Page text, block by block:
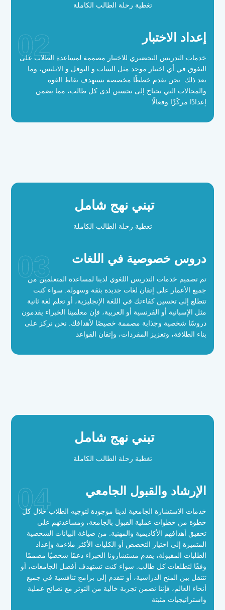
تغطية رحلة الطالب الكاملة
إعداد الاختبار 02
خدمات التدريس التحضيري للاختبار مصممة لمساعدة الطلاب على
التفوق في أي اختبار موحد مثل السات و التوفل و الايلتس، وما
بعد ذلك. نحن نقدم خططًا مخصصة تستهدف نقاط القوة
والمجالات التي تحتاج إلى تحسين لدى كل طالب، مما يضمن
إعدادًا مركّزًا وفعالًا
تبني نهج شامل
تغطية رحلة الطالب الكاملة
دروس خصوصية في اللغات 03
تم تصميم خدمات التدريس اللغوي لدينا لمساعدة المتعلمين من
جميع الأعمار على إتقان لغات جديدة بثقة وسهولة. سواء كنت
تتطلع إلى تحسين كفاءتك في اللغة الإنجليزية، أو تعلم لغة ثانية
مثل الإسبانية أو الفرنسية أو العربية، فإن معلمينا الخبراء يقدمون
دروسًا شخصية وجذابة مصممة خصيصًا لأهدافك. نحن نركز على
بناء الطلاقة، وتعزيز المفردات، وإتقان القواعد
تبني نهج شامل
تغطية رحلة الطالب الكاملة
الإرشاد والقبول الجامعي 04
خدمات الاستشارة الجامعية لدينا موجودة لتوجيه الطلاب خلال كل
خطوة من خطوات عملية القبول بالجامعة، ومساعدتهم على
تحقيق أهدافهم الأكاديمية والمهنية. من صياغة البيانات الشخصية
المتميزة إلى اختيار التخصص أو الكليات الأكثر ملاءمة وإعداد
الطلبات المقبولة، يقدم مستشارونا الخبراء دعمًا شخصيًا مصممًا
وفقًا لتطلعات كل طالب. سواء كنت تستهدف أفضل الجامعات، أو
تتنقل بين المنح الدراسية، أو تتقدم إلى برامج تنافسية في جميع
أنحاء العالم، فإننا نضمن تجربة خالية من التوتر مع نصائح عملية
واستراتيجيات مثبتة